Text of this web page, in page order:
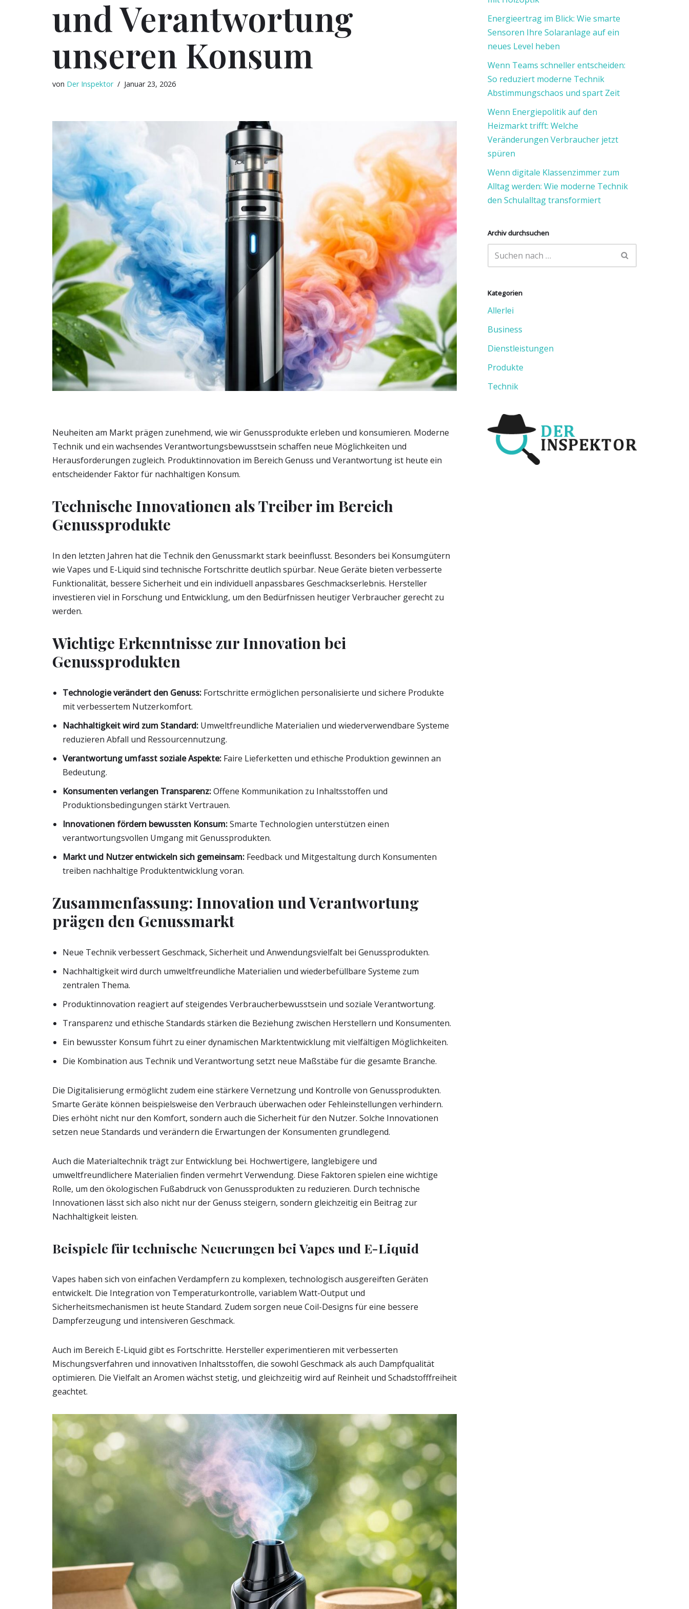
und Verantwortung
unseren Konsum
von Der Inspektor Januar 23, 2026
Neuheiten am Markt prägen zunehmend, wie wir Genussprodukte erleben und konsumieren. Moderne
Technik und ein wachsendes Verantwortungsbewusstsein schaffen neue Möglichkeiten und
Herausforderungen zugleich. Produktinnovation im Bereich Genuss und Verantwortung ist heute ein
entscheidender Faktor für nachhaltigen Konsum.
Technische Innovationen als Treiber im Bereich
Genussprodukte
In den letzten Jahren hat die Technik den Genussmarkt stark beeinflusst. Besonders bei Konsumgütern
wie Vapes und E-Liquid sind technische Fortschritte deutlich spürbar. Neue Geräte bieten verbesserte
Funktionalität, bessere Sicherheit und ein individuell anpassbares Geschmackserlebnis. Hersteller
investieren viel in Forschung und Entwicklung, um den Bedürfnissen heutiger Verbraucher gerecht zu
werden.
Wichtige Erkenntnisse zur Innovation bei
Genussprodukten
Technologie verändert den Genuss: Fortschritte ermöglichen personalisierte und sichere Produkte
mit verbessertem Nutzerkomfort.
Nachhaltigkeit wird zum Standard: Umweltfreundliche Materialien und wiederverwendbare Systeme
reduzieren Abfall und Ressourcennutzung.
Verantwortung umfasst soziale Aspekte: Faire Lieferketten und ethische Produktion gewinnen an
Bedeutung.
Konsumenten verlangen Transparenz:Offene Kommunikation zu Inhaltsstoffen und
Produktionsbedingungen stärkt Vertrauen.
Innovationen fördern bewussten Konsum:Smarte Technologien unterstützen einen
verantwortungsvollen Umgang mit Genussprodukten.
Markt und Nutzer entwickeln sich gemeinsam: Feedback und Mitgestaltung durch Konsumenten
treiben nachhaltige Produktentwicklung voran.
Zusammenfassung: Innovation und Verantwortung
prägen den Genussmarkt
Neue Technik verbessert Geschmack, Sicherheit und Anwendungsvielfalt bei Genussprodukten.
Nachhaltigkeit wird durch umweltfreundliche Materialien und wiederbefüllbare Systeme zum
zentralen Thema.
Produktinnovation reagiert auf steigendes Verbraucherbewusstsein und soziale Verantwortung.
Transparenz und ethische Standards stärken die Beziehung zwischen Herstellern und Konsumenten.
Ein bewusster Konsum führt zu einer dynamischen Marktentwicklung mit vielfältigen Möglichkeiten.
Die Kombination aus Technik und Verantwortung setzt neue Maßstäbe für die gesamte Branche.
Die Digitalisierung ermöglicht zudem eine stärkere Vernetzung und Kontrolle von Genussprodukten.
Smarte Geräte können beispielsweise den Verbrauch überwachen oder Fehleinstellungen verhindern.
Dies erhöht nicht nur den Komfort, sondern auch die Sicherheit für den Nutzer. Solche Innovationen
setzen neue Standards und verändern die Erwartungen der Konsumenten grundlegend.
Auch die Materialtechnik trägt zur Entwicklung bei. Hochwertigere, langlebigere und
umweltfreundlichere Materialien finden vermehrt Verwendung. Diese Faktoren spielen eine wichtige
Rolle, um den ökologischen Fußabdruck von Genussprodukten zu reduzieren. Durch technische
Innovationen lässt sich also nicht nur der Genuss steigern, sondern gleichzeitig ein Beitrag zur
Nachhaltigkeit leisten.
Beispiele für technische Neuerungen bei Vapes und E-Liquid
Vapes haben sich von einfachen Verdampfern zu komplexen, technologisch ausgereiften Geräten
entwickelt. Die Integration von Temperaturkontrolle, variablem Watt-Output und
Sicherheitsmechanismen ist heute Standard. Zudem sorgen neue Coil-Designs für eine bessere
Dampferzeugung und intensiveren Geschmack.
Auch im Bereich E-Liquid gibt es Fortschritte. Hersteller experimentieren mit verbesserten
Mischungsverfahren und innovativen Inhaltsstoffen, die sowohl Geschmack als auch Dampfqualität
optimieren. Die Vielfalt an Aromen wächst stetig, und gleichzeitig wird auf Reinheit und Schadstofffreiheit
geachtet.
Energieertrag im Blick: Wie smarte
Sensoren Ihre Solaranlage auf ein
neues Level heben
Wenn Teams schneller entscheiden:
So reduziert moderne Technik
Abstimmungschaos und spart Zeit
Wenn Energiepolitik auf den
Heizmarkt trifft: Welche
Veränderungen Verbraucher jetzt
spüren
Wenn digitale Klassenzimmer zum
Alltag werden: Wie moderne Technik
den Schulalltag transformiert
Archiv durchsuchen
Kategorien
Allerlei
Business
Dienstleistungen
Produkte
Technik